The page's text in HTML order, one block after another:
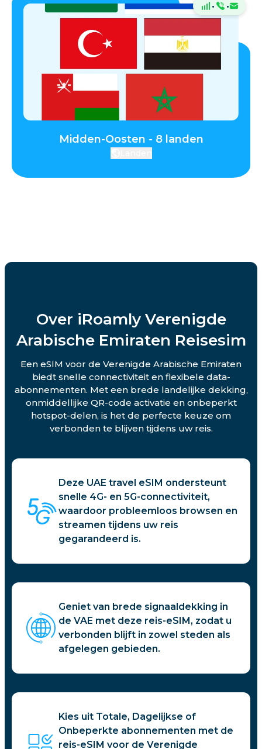
· ·
Midden-Oosten - 8 landen
Over iRoamly Verenigde
Arabische Emiraten Reisesim
Een eSIM voor de Verenigde Arabische Emiraten
biedt snelle connectiviteit en flexibele data-
abonnementen. Met een brede landelijke dekking,
onmiddellijke QR-code activatie en onbeperkt
hotspot-delen, is het de perfecte keuze om
verbonden te blijven tijdens uw reis.
Deze UAE travel eSIM ondersteunt
snelle 4G- en 5G-connectiviteit,
waardoor probleemloos browsen en
streamen tijdens uw reis
gegarandeerd is.
Geniet van brede signaaldekking in
de VAE met deze reis-eSIM, zodat u
verbonden blijft in zowel steden als
afgelegen gebieden.
Kies uit Totale, Dagelijkse of
Onbeperkte abonnementen met de
reis-eSIM voor de Verenigde